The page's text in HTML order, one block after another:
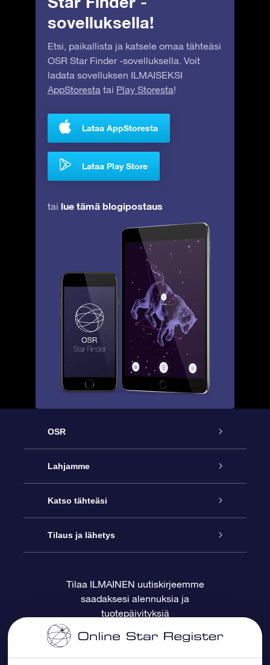
sovelluksella!
Etsi, paikallista ja katsele omaa tähteäsi
OSR Star Finder -sovelluksella. Voit
ladata sovelluksen ILMAISEKSI
AppStoresta tai Play Storesta!
Lataa AppStoresta
Lataa Play Store
tai lue tämä blogipostaus
OSR
Palvelu
Ota meihin yhteyttä
Blogi
Arvostelut
Lahjamme
Online Star -lahja
OSR-lahjapakkaus
OSR-lahjakortti
Yrityslahjat
Katso tähteäsi
Star Register
Henkilökohtainen Tähtisivu
One Million Stars
Tilaus ja lähetys
Maksutiedot
Toimitustiedot
Tilaa ILMAINEN uutiskirjeemme
saadaksesi alennuksia ja
tuotepäivityksiä